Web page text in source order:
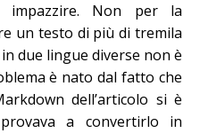
impazzire. Non per la
un testo di più di tremila
due lingue diverse non è
è nato dal fatto che
dell’articolo si è
a convertirlo in